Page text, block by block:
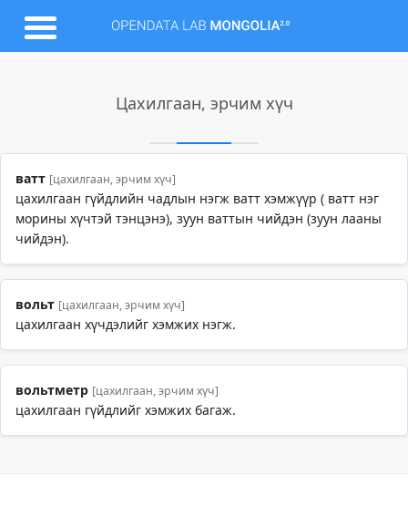
Цахилгаан, эрчим хүч
ватт [цахилгаан, эрчим хүч]
цахилгаан гүйдлийн чадлын нэгж ватт хэмжүүр ( ватт нэг
морины хүчтэй тэнцэнэ), зуун ваттын чийдэн (зуун лааны
чийдэн).
вольт [цахилгаан, эрчим хүч]
цахилгаан хүчдэлийг хэмжих нэгж.
вольтметр [цахилгаан, эрчим хүч]
цахилгаан гүйдлийг хэмжих багаж.